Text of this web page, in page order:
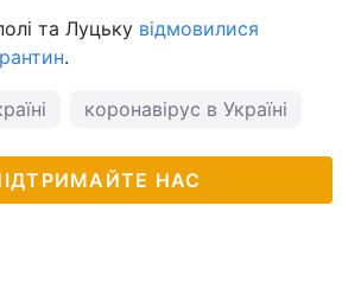
та Луцьку відмовилися
.
коронавірус в Україні
НАС